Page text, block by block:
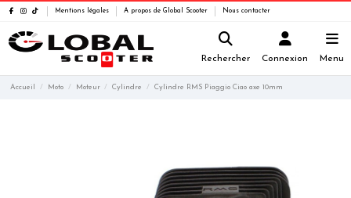
Mentions légales A propos de Global Scooter Nous contacter
Rechercher Connexion Menu
Accueil Moto Moteur Cylindre Cylindre RMS Piaggio Ciao axe 10mm